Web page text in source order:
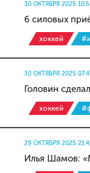
30 ОКТЯБРЯ 2025
6 силовых
хоккей
30 ОКТЯБРЯ 2025
Головин
хоккей
29 ОКТЯБРЯ 2025
Илья Шамов: